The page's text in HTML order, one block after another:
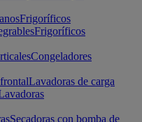
Frigoríficos
Frigoríficos
Congeladores
Lavadoras de carga
Secadoras con bomba de